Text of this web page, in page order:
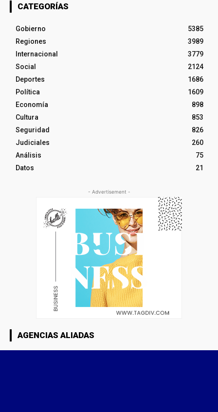
CATEGORÍAS
Gobierno
5385
Regiones
3989
Internacional
3779
Social
2124
Deportes
1686
Política
1609
Economía
898
Cultura
853
Seguridad
826
Judiciales
260
Análisis
75
Datos
21
- Advertisement -
AGENCIAS ALIADAS